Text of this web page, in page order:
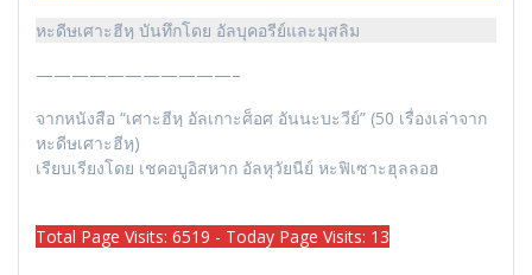
หะดีษเศาะฮีหฺ บันทึกโดย อัลบุคอรีย์และมุสลิม
———————————–
จากหนังสือ “เศาะฮีหฺ อัลเกาะศ็อศ อันนะบะวีย์” (50 เรื่องเล่าจาก
หะดีษเศาะฮีหฺ)
เรียบเรียงโดย เชคอบูอิสหาก อัลหุวัยนีย์ หะฟิเซาะฮุลลอฮ
Total Page Visits: 6519 - Today Page Visits: 13